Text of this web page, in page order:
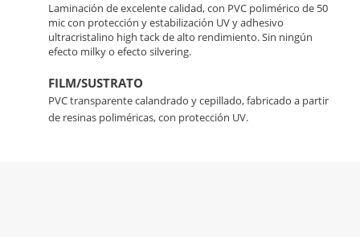
Laminación de excelente calidad, con PVC polimérico de 50
mic con protección y estabilización UV y adhesivo
ultracristalino high tack de alto rendimiento. Sin ningún
efecto milky o efecto silvering.
FILM/SUSTRATO
PVC transparente calandrado y cepillado, fabricado a partir
de resinas poliméricas, con protección UV.